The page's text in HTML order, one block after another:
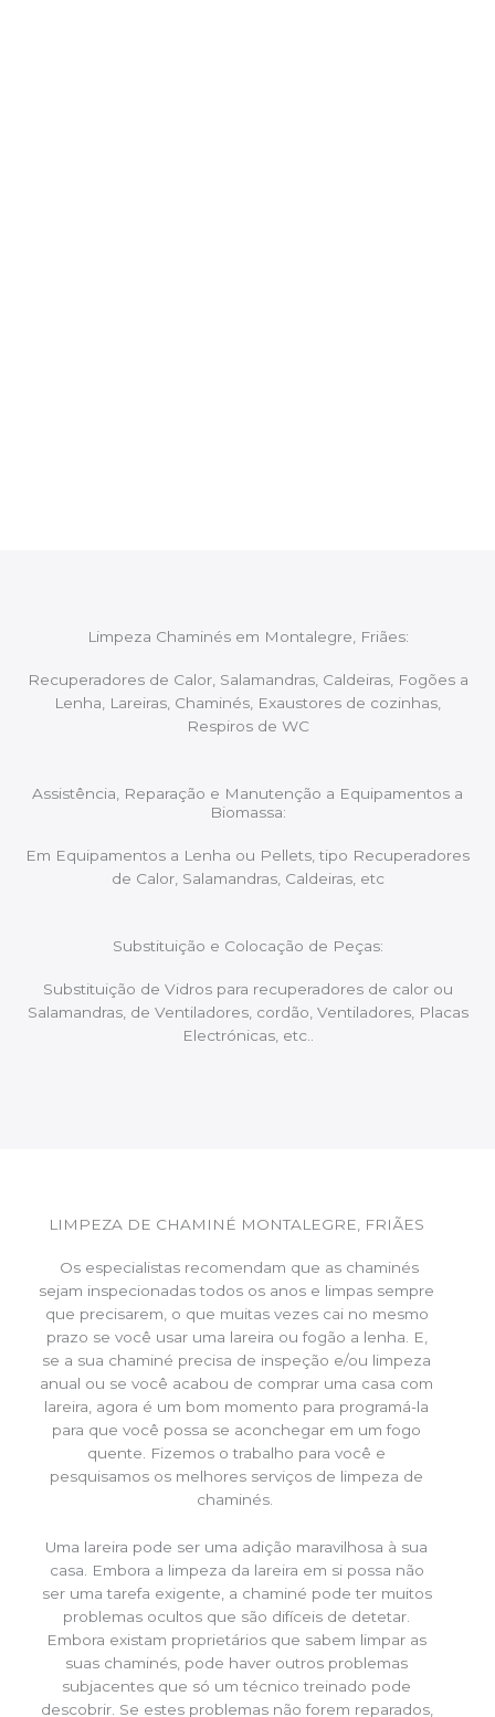
Limpeza Chaminés em Montalegre, Friães:
Recuperadores de Calor, Salamandras, Caldeiras, Fogões a
Lenha, Lareiras, Chaminés, Exaustores de cozinhas,
Respiros de WC
Assistência, Reparação e Manutenção a Equipamentos a
Biomassa:
Em Equipamentos a Lenha ou Pellets, tipo Recuperadores
de Calor, Salamandras, Caldeiras, etc
Substituição e Colocação de Peças:
Substituição de Vidros para recuperadores de calor ou
Salamandras, de Ventiladores, cordão, Ventiladores, Placas
Electrónicas, etc..
LIMPEZA DE CHAMINÉ MONTALEGRE, FRIÃES
Os especialistas recomendam que as chaminés
sejam inspecionadas todos os anos e limpas sempre
que precisarem, o que muitas vezes cai no mesmo
prazo se você usar uma lareira ou fogão a lenha. E,
se a sua chaminé precisa de inspeção e/ou limpeza
anual ou se você acabou de comprar uma casa com
lareira, agora é um bom momento para programá-la
para que você possa se aconchegar em um fogo
quente. Fizemos o trabalho para você e
pesquisamos os melhores serviços de limpeza de
chaminés.
Uma lareira pode ser uma adição maravilhosa à sua
casa. Embora a limpeza da lareira em si possa não
ser uma tarefa exigente, a chaminé pode ter muitos
problemas ocultos que são difíceis de detetar.
Embora existam proprietários que sabem limpar as
suas chaminés, pode haver outros problemas
subjacentes que só um técnico treinado pode
descobrir. Se estes problemas não forem reparados,